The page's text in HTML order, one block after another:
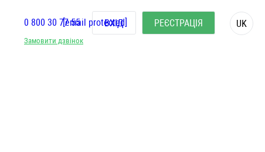
Замовити дзвінок
0 800 30 77 55[email protected]
ВХІД РЕЄСТРАЦІЯ UK